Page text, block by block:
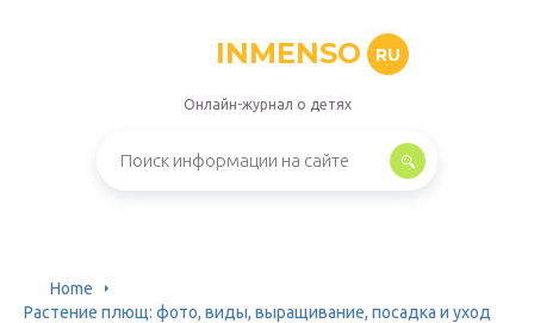
INMENSO RU
Онлайн-журнал о детях
Home
Растение плющ: фото, виды, выращивание, посадка и уход